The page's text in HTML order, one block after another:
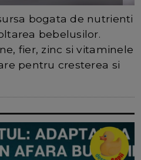
bogata de nutrienti
bebelusilor.
fier, zinc si vitaminele
pentru cresterea si